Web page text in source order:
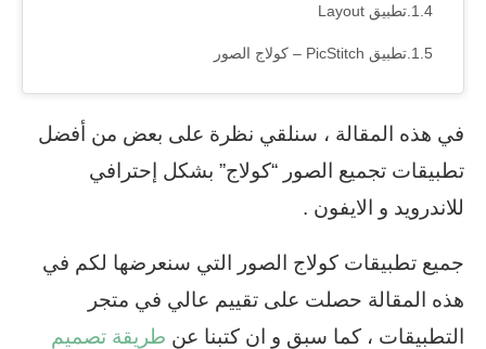
تطبيق Layout
تطبيق PicStitch – كولاج الصور
في هذه المقالة ، سنلقي نظرة على بعض من أفضل
تطبيقات تجميع الصور “كولاج” بشكل إحترافي
للاندرويد و الايفون .
جميع تطبيقات كولاج الصور التي سنعرضها لكم في
هذه المقالة حصلت على تقييم عالي في متجر
التطبيقات ، كما سبق و ان كتبنا عن طريقة تصميم